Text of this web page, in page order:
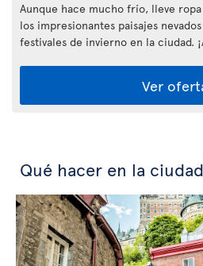
Aunque hace mucho frío, lleve
los impresionantes paisajes
festivales de invierno en la ciudad.
Ver
Qué hacer en la